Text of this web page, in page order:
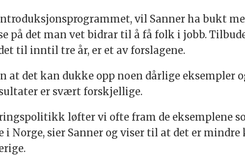
vil Sanner ha bukt
på det man vet bidrar til å få folk i jobb.
til inntil tre år, er et av forslagene.
at det kan dukke opp noen dårlige eksempler
er svært forskjellige.
løfter vi ofte fram de eksemplene
i Norge, sier Sanner og viser til at det er